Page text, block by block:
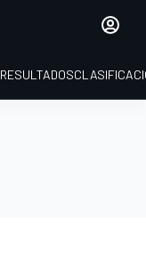
RESULTADOS